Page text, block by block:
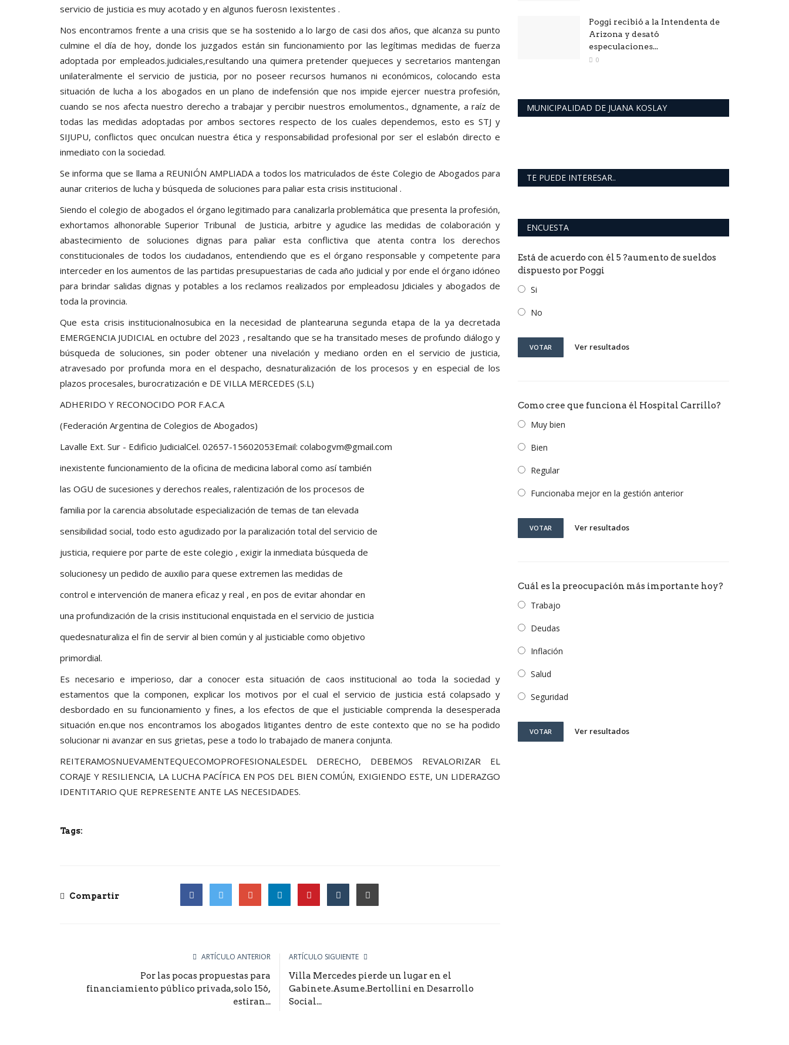
servicio de justicia es muy acotado y en algunos fuerosn Iexistentes .
Nos encontramos frente a una crisis que se ha sostenido a lo largo de casi dos años, que alcanza su punto
culmine el día de hoy, donde los juzgados están sin funcionamiento por las legítimas medidas de fuerza
adoptada por empleados.judiciales,resultando una quimera pretender quejueces y secretarios mantengan
unilateralmente el servicio de justicia, por no poseer recursos humanos ni económicos, colocando esta
situación de lucha a los abogados en un plano de indefensión que nos impide ejercer nuestra profesión,
cuando se nos afecta nuestro derecho a trabajar y percibir nuestros emolumentos., dgnamente, a raíz de
todas las medidas adoptadas por ambos sectores respecto de los cuales dependemos, esto es STJ y
SIJUPU, conflictos quec onculcan nuestra ética y responsabilidad profesional por ser el eslabón directo e
inmediato con la sociedad.
Se informa que se llama a REUNIÓN AMPLIADA a todos los matriculados de éste Colegio de Abogados para
aunar criterios de lucha y búsqueda de soluciones para paliar esta crisis institucional .
Siendo el colegio de abogados el órgano legitimado para canalizarla problemática que presenta la profesión,
exhortamos alhonorable Superior Tribunal de Justicia, arbitre y agudice las medidas de colaboración y
abastecimiento de soluciones dignas para paliar esta conflictiva que atenta contra los derechos
constitucionales de todos los ciudadanos, entendiendo que es el órgano responsable y competente para
interceder en los aumentos de las partidas presupuestarias de cada año judicial y por ende el órgano idóneo
para brindar salidas dignas y potables a los reclamos realizados por empleadosu Jdiciales y abogados de
toda la provincia.
Que esta crisis institucionalnosubica en la necesidad de plantearuna segunda etapa de la ya decretada
EMERGENCIA JUDICIAL en octubre del 2023 , resaltando que se ha transitado meses de profundo diálogo y
búsqueda de soluciones, sin poder obtener una nivelación y mediano orden en el servicio de justicia,
atravesado por profunda mora en el despacho, desnaturalización de los procesos y en especial de los
plazos procesales, burocratización e DE VILLA MERCEDES (S.L)
ADHERIDO Y RECONOCIDO POR F.A.C.A
(Federación Argentina de Colegios de Abogados)
Lavalle Ext. Sur - Edificio JudicialCel. 02657-15602053Email: colabogvm@gmail.com
inexistente funcionamiento de la oficina de medicina laboral como así también
las OGU de sucesiones y derechos reales, ralentización de los procesos de
familia por la carencia absolutade especialización de temas de tan elevada
sensibilidad social, todo esto agudizado por la paralización total del servicio de
justicia, requiere por parte de este colegio , exigir la inmediata búsqueda de
solucionesy un pedido de auxilio para quese extremen las medidas de
control e intervención de manera eficaz y real , en pos de evitar ahondar en
una profundización de la crisis institucional enquistada en el servicio de justicia
quedesnaturaliza el fin de servir al bien común y al justiciable como objetivo
primordial.
Es necesario e imperioso, dar a conocer esta situación de caos institucional ao toda la sociedad y
estamentos que la componen, explicar los motivos por el cual el servicio de justicia está colapsado y
desbordado en su funcionamiento y fines, a los efectos de que el justiciable comprenda la desesperada
situación en.que nos encontramos los abogados litigantes dentro de este contexto que no se ha podido
solucionar ni avanzar en sus grietas, pese a todo lo trabajado de manera conjunta.
REITERAMOSNUEVAMENTEQUECOMOPROFESIONALESDEL DERECHO, DEBEMOS REVALORIZAR EL
CORAJE Y RESILIENCIA, LA LUCHA PACÍFICA EN POS DEL BIEN COMÚN, EXIGIENDO ESTE, UN LIDERAZGO
IDENTITARIO QUE REPRESENTE ANTE LAS NECESIDADES.
Tags:
Compartir
ARTÍCULO ANTERIOR
Por las pocas propuestas para
financiamiento público privada, solo 156,
estiran...
ARTÍCULO SIGUIENTE
Villa Mercedes pierde un lugar en el
Gabinete.Asume.Bertollini en Desarrollo
Social...
Poggi recibió a la Intendenta de
Arizona y desató
especulaciones...
0
MUNICIPALIDAD DE JUANA KOSLAY
TE PUEDE INTERESAR..
ENCUESTA
Está de acuerdo con él 5 ?aumento de sueldos
dispuesto por Poggi
Si
No
VOTAR Ver resultados
Como cree que funciona él Hospital Carrillo?
Muy bien
Bien
Regular
Funcionaba mejor en la gestión anterior
VOTAR Ver resultados
Cuál es la preocupación más importante hoy?
Trabajo
Deudas
Inflación
Salud
Seguridad
VOTAR Ver resultados